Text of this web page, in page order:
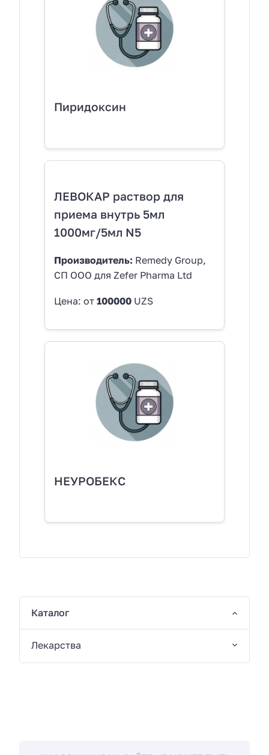
Пиридоксин
ЛЕВОКАР раствор для
приема внутрь 5мл
1000мг/5мл N5
Производитель: Remedy Group,
СП ООО для Zefer Pharma Ltd
Цена: от 100000 UZS
НЕУРОБЕКС
Каталог
Лекарства